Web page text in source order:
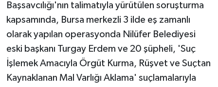
Başsavcılığı'nın talimatıyla yürütülen soruşturma
kapsamında, Bursa merkezli 3 ilde eş zamanlı
olarak yapılan operasyonda Nilüfer Belediyesi
eski başkanı Turgay Erdem ve 20 şüpheli, 'Suç
İşlemek Amacıyla Örgüt Kurma, Rüşvet ve Suçtan
Kaynaklanan Mal Varlığı Aklama' suçlamalarıyla